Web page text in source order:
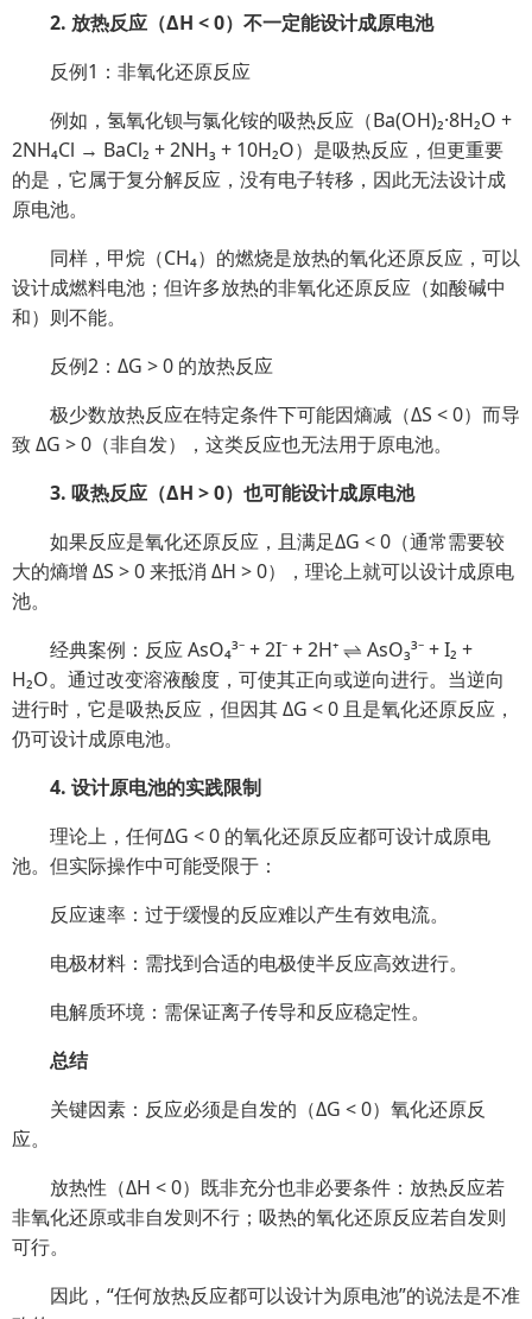
2. 放热反应（ΔH < 0）不一定能设计成原电池
反例1：非氧化还原反应
例如，氢氧化钡与氯化铵的吸热反应（Ba(OH)₂·8H₂O +
2NH₄Cl → BaCl₂ + 2NH₃ + 10H₂O）是吸热反应，但更重要
的是，它属于复分解反应，没有电子转移，因此无法设计成
原电池。
同样，甲烷（CH₄）的燃烧是放热的氧化还原反应，可以
设计成燃料电池；但许多放热的非氧化还原反应（如酸碱中
和）则不能。
反例2：ΔG > 0 的放热反应
极少数放热反应在特定条件下可能因熵减（ΔS < 0）而导
致 ΔG > 0（非自发），这类反应也无法用于原电池。
3. 吸热反应（ΔH > 0）也可能设计成原电池
如果反应是氧化还原反应，且满足ΔG < 0（通常需要较
大的熵增 ΔS > 0 来抵消 ΔH > 0），理论上就可以设计成原电
池。
经典案例：反应 AsO₄³⁻ + 2I⁻ + 2H⁺ ⇌ AsO₃³⁻ + I₂ +
H₂O。通过改变溶液酸度，可使其正向或逆向进行。当逆向
进行时，它是吸热反应，但因其 ΔG < 0 且是氧化还原反应，
仍可设计成原电池。
4. 设计原电池的实践限制
理论上，任何ΔG < 0 的氧化还原反应都可设计成原电
池。但实际操作中可能受限于：
反应速率：过于缓慢的反应难以产生有效电流。
电极材料：需找到合适的电极使半反应高效进行。
电解质环境：需保证离子传导和反应稳定性。
总结
关键因素：反应必须是自发的（ΔG < 0）氧化还原反
应。
放热性（ΔH < 0）既非充分也非必要条件：放热反应若
非氧化还原或非自发则不行；吸热的氧化还原反应若自发则
可行。
因此，“任何放热反应都可以设计为原电池”的说法是不准